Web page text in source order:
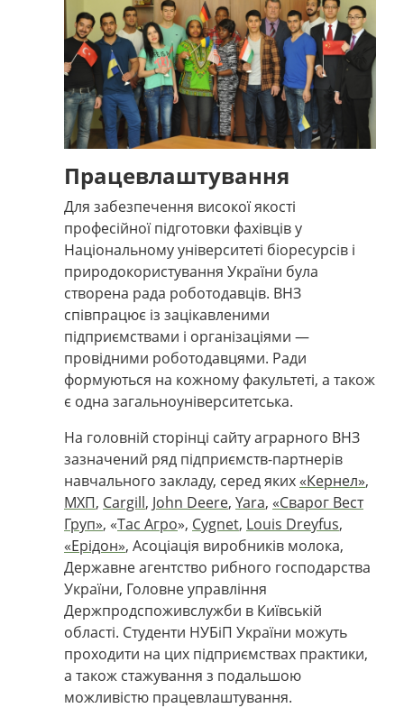
Працевлаштування
Для забезпечення високої якості
професійної підготовки фахівців у
Національному університеті біоресурсів і
природокористування України була
створена рада роботодавців. ВНЗ
співпрацює із зацікавленими
підприємствами і організаціями —
провідними роботодавцями. Ради
формуються на кожному факультеті, а також
є одна загальноуніверситетська.
На головній сторінці сайту аграрного ВНЗ
зазначений ряд підприємств-партнерів
навчального закладу, серед яких «Кернел»,
МХП, Cargill, John Deere, Yara, «Сварог Вест
Груп», «Тас Агро», Cygnet, Louis Dreyfus,
«Ерідон», Асоціація виробників молока,
Державне агентство рибного господарства
України, Головне управління
Держпродспоживслужби в Київській
області. Студенти НУБіП України можуть
проходити на цих підприємствах практики,
а також стажування з подальшою
можливістю працевлаштування.